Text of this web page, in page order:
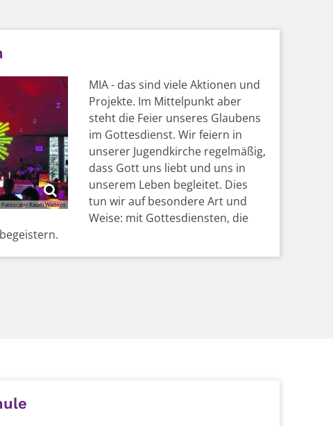
Raum Wadern
MIA - das sind viele Aktionen und
Projekte. Im Mittelpunkt aber
steht die Feier unseres Glaubens
im Gottesdienst. Wir feiern in
unserer Jugendkirche regelmäßig,
dass Gott uns liebt und uns in
unserem Leben begleitet. Dies
tun wir auf besondere Art und
Weise: mit Gottesdiensten, die